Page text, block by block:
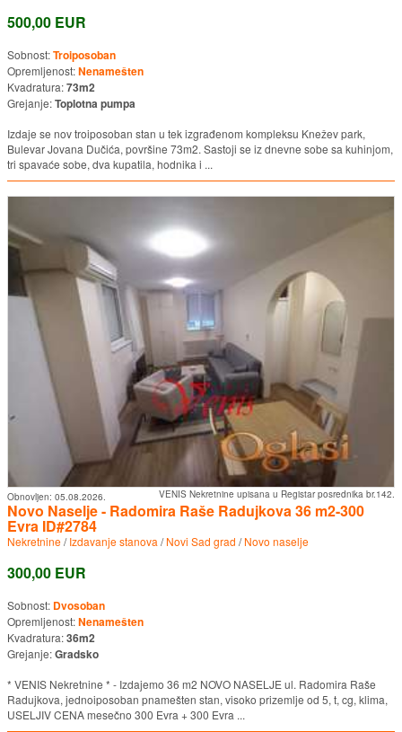
500,00 EUR
Sobnost:Troiposoban
Opremljenost:Nenamešten
Kvadratura:73m2
Grejanje:Toplotna pumpa
Izdaje se nov troiposoban stan u tek izgrađenom kompleksu Knežev park,
Bulevar Jovana Dučića, površine 73m2. Sastoji se iz dnevne sobe sa kuhinjom,
tri spavaće sobe, dva kupatila, hodnika i ...
VENIS Nekretnine upisana u Registar posrednika br.142.
Obnovljen: 05.08.2026.
Novo Naselje - Radomira Raše Radujkova 36 m2-300
Evra ID#2784
Nekretnine/Izdavanje stanova /Novi Sad grad /Novo naselje
300,00 EUR
Sobnost: Dvosoban
Opremljenost:Nenamešten
Kvadratura:36m2
Grejanje:Gradsko
* VENIS Nekretnine * - Izdajemo 36 m2 NOVO NASELJE ul. Radomira Raše
Radujkova, jednoiposoban pnamešten stan, visoko prizemlje od 5, t, cg, klima,
USELJIV CENA mesečno 300 Evra + 300 Evra ...